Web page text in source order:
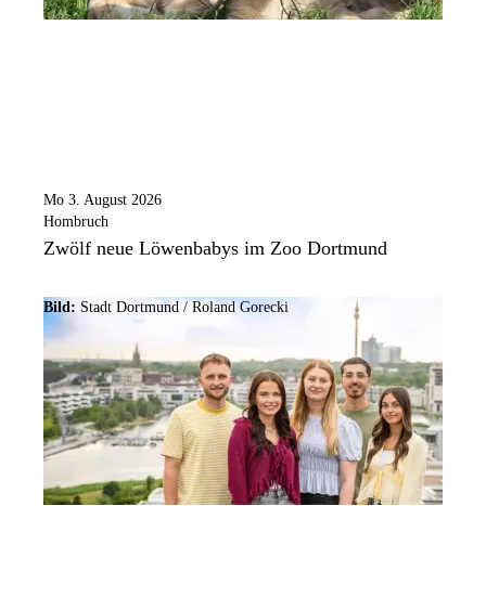
Mo 3. August 2026
Hombruch
Zwölf neue Löwenbabys im Zoo Dortmund
Bild: Stadt Dortmund / Roland Gorecki